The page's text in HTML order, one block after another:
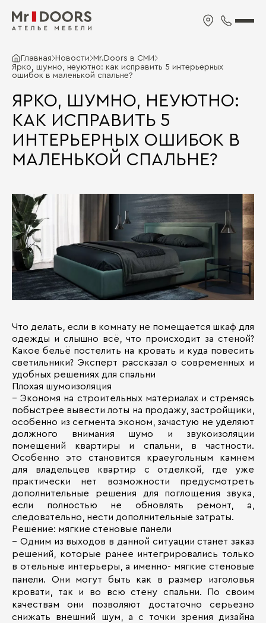
Главная Новости Mr.Doors в СМИ
Ярко, шумно, неуютно: как исправить 5 интерьерных
ошибок в маленькой спальне?
ЯРКО, ШУМНО, НЕУЮТНО:
КАК ИСПРАВИТЬ 5
ИНТЕРЬЕРНЫХ ОШИБОК В
МАЛЕНЬКОЙ СПАЛЬНЕ?
Что делать, если в комнату не помещается шкаф для
одежды и слышно всё, что происходит за стеной?
Какое бельё постелить на кровать и куда повесить
светильники? Эксперт рассказал о современных и
удобных решениях для спальни
Плохая шумоизоляция
– Экономя на строительных материалах и стремясь
побыстрее вывести лоты на продажу, застройщики,
особенно из сегмента эконом, зачастую не уделяют
должного внимания шумо и звукоизоляции
помещений квартиры и спальни, в частности.
Особенно это становится краеугольным камнем
для владельцев квартир с отделкой, где уже
практически нет возможности предусмотреть
дополнительные решения для поглощения звука,
если полностью не обновлять ремонт, а,
следовательно, нести дополнительные затраты.
Решение: мягкие стеновые панели
– Одним из выходов в данной ситуации станет заказ
решений, которые ранее интегрировались только
в отельные интерьеры, а именно- мягкие стеновые
панели. Они могут быть как в размер изголовья
кровати, так и во всю стену спальни. По своим
качествам они позволяют достаточно серьезно
снижать внешний шум, а с точки зрения дизайна